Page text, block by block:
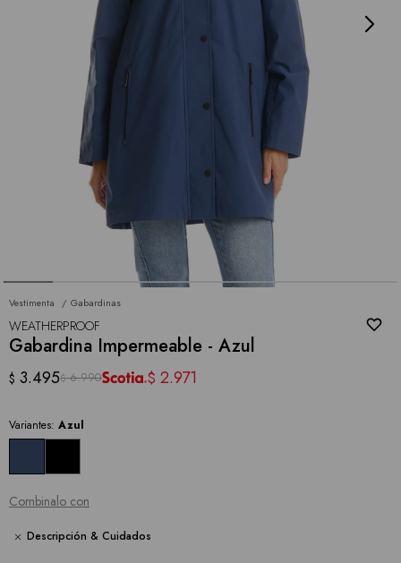
Vestimenta Gabardinas
WEATHERPROOF
Gabardina Impermeable - Azul
$ 3.495$ 6.990 $ 2.971
Variantes: Azul
Combinalo con
Descripción & Cuidados